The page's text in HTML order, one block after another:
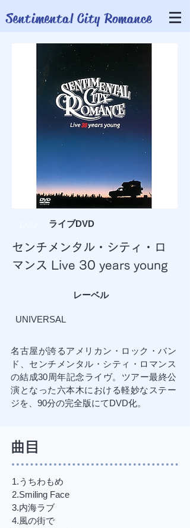
​Sentimental City Romance
ライブDVD
センチメンタル・シティ・ロ
マンス Live 30 years young
レーベル
UNIVERSAL
名古屋が誇るアメリカン・ロック・バン
ド、センチメンタル・シティ・ロマンス
の結成30周年記念ライヴ。ツアー最終公
演となった六本木における軽妙なステー
ジを、90分の完全版にてDVD化。
​曲目
1.うちわもめ
2.Smiling Face
3.内海ラブ
4.風の街で